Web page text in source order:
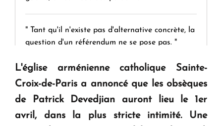
" Tant qu'il n'existe pas d'alternative concrète, la
question d'un référendum ne se pose pas. "
KASA : 30 ans d'audace, de résilience et d'avenir
en Arménie
Le premier hôtel Hyatt Regency d'Arménie
L'église arménienne catholique Sainte-
Croix-de-Paris a annoncé que les obsèques
de Patrick Devedjian auront lieu le 1er
avril, dans la plus stricte intimité. Une